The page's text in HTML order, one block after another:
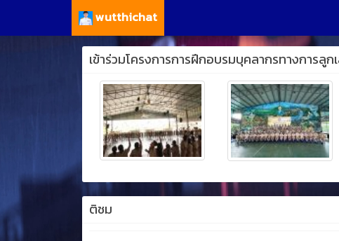
wutthichat
เข้าร่วมโครงการการฝึกอบรมบุคลากรทางการ
ติชม